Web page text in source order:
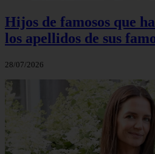
Hijos de famosos que
los apellidos de sus
28/07/2026